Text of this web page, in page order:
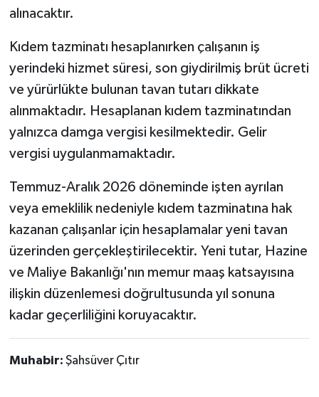
alınacaktır.
Kıdem tazminatı hesaplanırken çalışanın iş
yerindeki hizmet süresi, son giydirilmiş brüt ücreti
ve yürürlükte bulunan tavan tutarı dikkate
alınmaktadır. Hesaplanan kıdem tazminatından
yalnızca damga vergisi kesilmektedir. Gelir
vergisi uygulanmamaktadır.
Temmuz-Aralık 2026 döneminde işten ayrılan
veya emeklilik nedeniyle kıdem tazminatına hak
kazanan çalışanlar için hesaplamalar yeni tavan
üzerinden gerçekleştirilecektir. Yeni tutar, Hazine
ve Maliye Bakanlığı'nın memur maaş katsayısına
ilişkin düzenlemesi doğrultusunda yıl sonuna
kadar geçerliliğini koruyacaktır.
Muhabir: Şahsüver Çıtır